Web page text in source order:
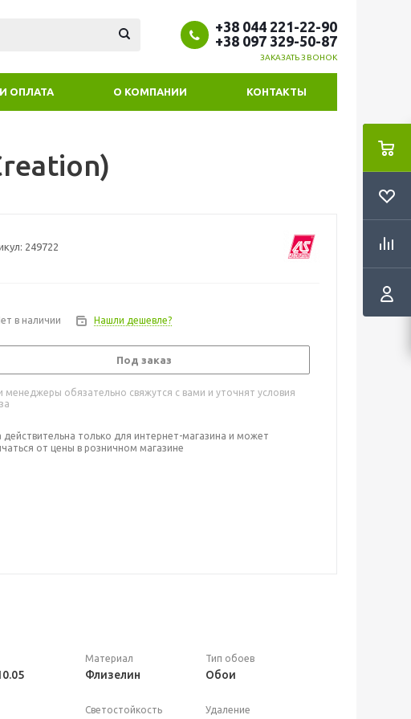
+38 044 221-22-90
+38 097 329-50-87
ЗАКАЗАТЬ ЗВОНОК
ОПЛАТА О КОМПАНИИ КОНТАКТЫ
249722
в наличии Нашли дешевле?
Под заказ
менеджеры обязательно свяжутся с вами и уточнят условия
действительна только для интернет-магазина и может
от цены в розничном магазине
Материал
Флизелин
Тип обоев
Обои
Светостойкость Удаление